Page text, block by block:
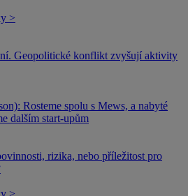
>
Geopolitické konflikt zvyšují aktivity
Rosteme spolu s Mews, a nabyté
dalším start-upům
rizika, nebo příležitost pro
>